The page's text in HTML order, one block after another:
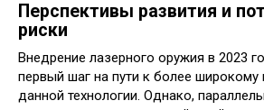
Перспективы развития и
риски
Внедрение лазерного оружия в 2023
первый шаг на пути к более
данной технологии. Однако,